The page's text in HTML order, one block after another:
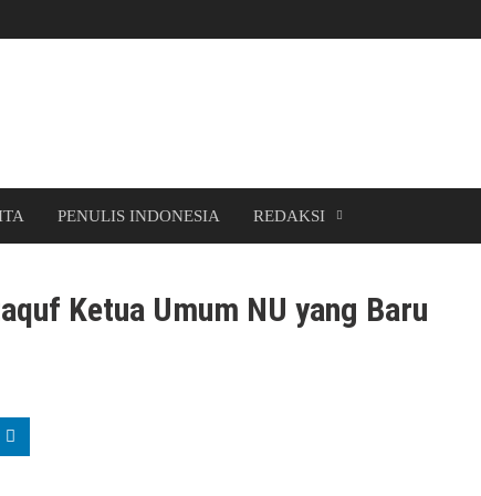
PENULIS INDONESIA REDAKSI
Ketua Umum NU yang Baru